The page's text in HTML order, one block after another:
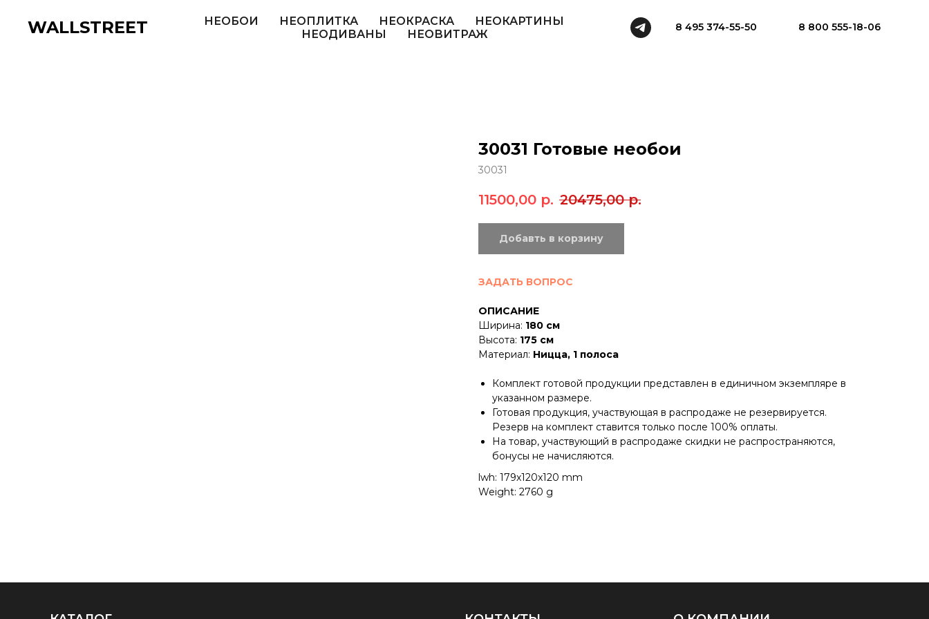
WALLSTREET НЕОБОИ НЕОПЛИТКА НЕОКРАСКА
НЕОКАРТИНЫ
НЕОДИВАНЫ
НЕОВИТРАЖ
8 495 374-55-50 8 800 555-18-06
30031 Готовые необои
30031
11500,00 р. 20475,00 р.
Добавть в корзину
ЗАДАТЬ ВОПРОС
ОПИСАНИЕ
Ширина: 180 см
Высота: 175 см
Материал: Ницца, 1 полоса
Комплект готовой продукции представлен в единичном экземпляре в
указанном размере.
Готовая продукция, участвующая в распродаже не резервируется.
Резерв на комплект ставится только после 100% оплаты.
На товар, участвующий в распродаже скидки не распространяются,
бонусы не начисляются.
lwh: 179x120x120 mm
Weight: 2760 g